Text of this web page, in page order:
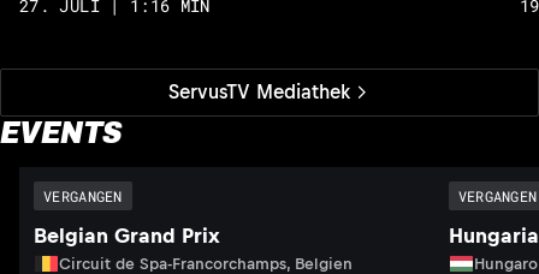
ServusTV Mediathek
27. JULI | 1:16 MIN
EVENTS
VERGANGEN
Belgian Grand Prix
Circuit de Spa-Francorchamps, Belgien
VERGANGEN